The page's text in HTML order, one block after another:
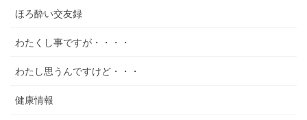
ほろ酔い交友録
わたくし事ですが・・・・
わたし思うんですけど・・・
健康情報